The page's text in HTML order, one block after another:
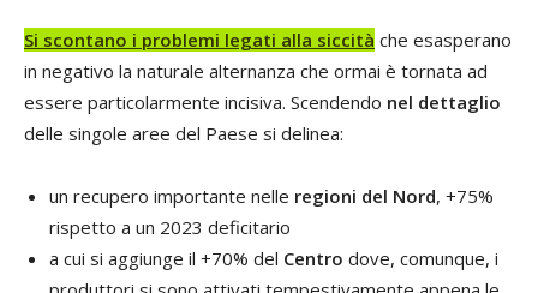
Si scontano i problemi legati alla siccità che esasperano
in negativo la naturale alternanza che ormai è tornata ad
essere particolarmente incisiva. Scendendo nel dettaglio
delle singole aree del Paese si delinea:
un recupero importante nelle regioni del Nord, +75%
rispetto a un 2023 deficitario
a cui si aggiunge il +70% del Centro dove, comunque, i